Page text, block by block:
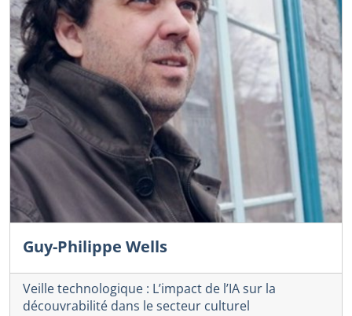
Guy-Philippe Wells
Veille technologique : L’impact de l’IA sur la
découvrabilité dans le secteur culturel